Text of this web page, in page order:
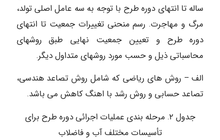
ساله تا انتهای دوره طرح با توجه به سه عامل اصلی تولد،
مرگ و مهاجرت. رسم منحنی تغییرات جمعیت تا انتهای
دوره طرح و تعیین جمعیت نهایی طبق روشهای
محاسباتی ذیل و حسب مورد روشهای متداول دیگر.
الف – روش های ریاضی که شامل روش تصاعد هندسی،
تصاعد حسابی و روش رشد با اهنگ کاهش می باشد.
جدول ۲. مرحله بندی عملیات اجرائی دوره طرح برای
تأسیسات مختلف آب و فاضلاب